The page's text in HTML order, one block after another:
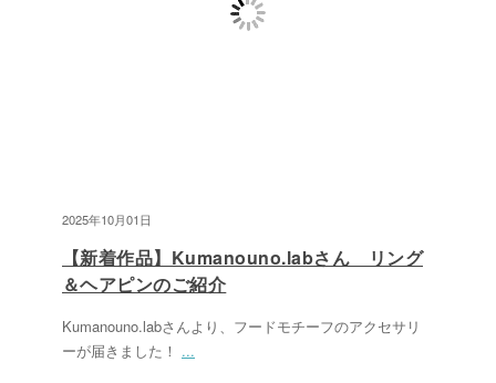
2025年10月01日
【新着作品】Kumanouno.labさん リング
＆ヘアピンのご紹介
Kumanouno.labさんより、フードモチーフのアクセサリ
ーが届きました！ ...